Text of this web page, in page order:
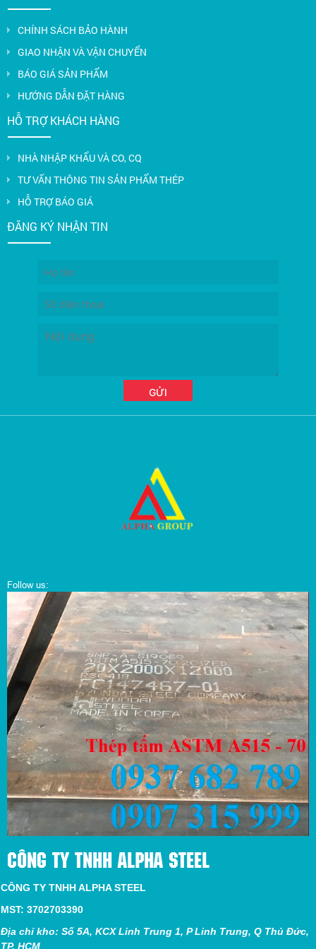
CHÍNH SÁCH BẢO HÀNH
GIAO NHẬN VÀ VẬN CHUYỂN
BÁO GIÁ SẢN PHẨM
HƯỚNG DẪN ĐẶT HÀNG
HỖ TRỢ KHÁCH HÀNG
NHÀ NHẬP KHẨU VÀ CO, CQ
TƯ VẤN THÔNG TIN SẢN PHẨM THÉP
HỖ TRỢ BÁO GIÁ
ĐĂNG KÝ NHẬN TIN
Follow us:
CÔNG TY TNHH ALPHA STEEL
CÔNG TY TNHH ALPHA STEEL
MST: 3702703390
Địa chỉ kho: Số 5A, KCX Linh Trung 1, P Linh Trung, Q Thủ Đức,
TP. HCM